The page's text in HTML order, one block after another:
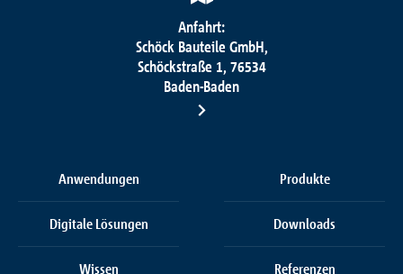
Anfahrt:
Schöck Bauteile GmbH,
Schöckstraße 1, 76534
Baden-Baden
Anwendungen Produkte
Digitale Lösungen Downloads
Wissen Referenzen